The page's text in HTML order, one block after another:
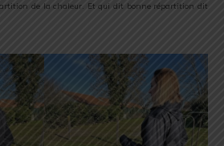
de la chaleur. Et qui dit bonne répartition dit